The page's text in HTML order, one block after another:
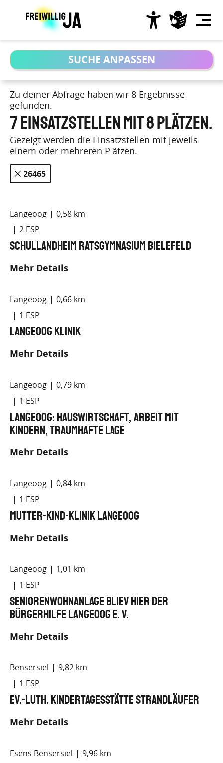
Hauptnavigation
Zu deiner Abfrage haben wir 8 Ergebnisse
gefunden.
7 Einsatzstellen mit 8 Plätzen.
Gezeigt werden die Einsatzstellen mit jeweils
einem oder mehreren Plätzen.
- 26465
Langeoog
0,58 km
2
Schullandheim Ratsgymnasium Bielefeld
Mehr Details
Langeoog
0,66 km
1
Langeoog Klinik
Mehr Details
Langeoog
0,79 km
1
Langeoog: Hauswirtschaft, Arbeit mit
Kindern, traumhafte Lage
Mehr Details
Langeoog
0,84 km
1
Mutter-Kind-Klinik Langeoog
Mehr Details
Langeoog
1,01 km
1
Seniorenwohnanlage bliev hier der
Bürgerhilfe Langeoog e. V.
Mehr Details
Bensersiel
9,82 km
1
Ev.-luth. Kindertagesstätte Strandläufer
Mehr Details
Esens Bensersiel
9,96 km